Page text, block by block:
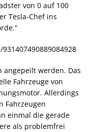
von 0 auf 100
Tesla-Chef ins
angepeilt werden. Das
Fahrzeuge von
Allerdings
Fahrzeugen
einmal die gerade
als problemfrei